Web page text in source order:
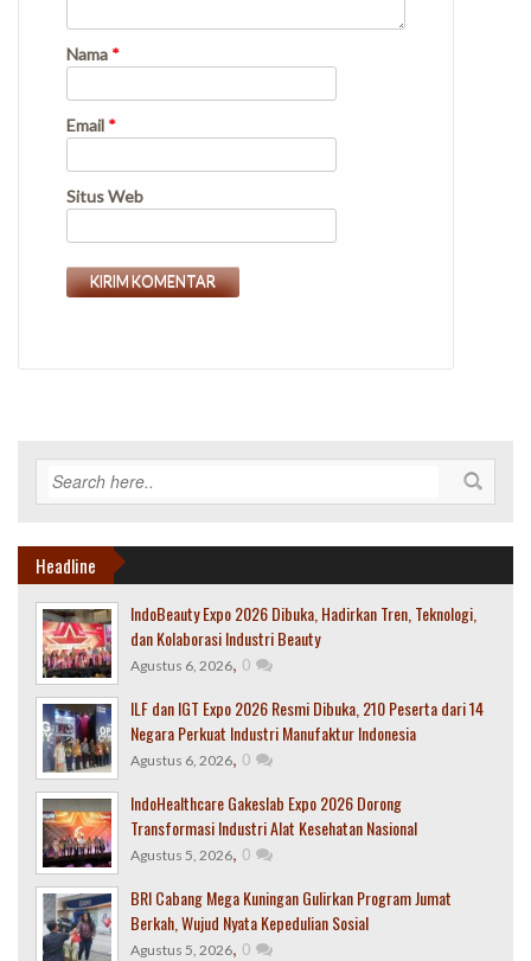
Nama *
Email *
Situs Web
Headline
IndoBeauty Expo 2026 Dibuka, Hadirkan Tren, Teknologi,
dan Kolaborasi Industri Beauty
Agustus 6, 2026, 0
ILF dan IGT Expo 2026 Resmi Dibuka, 210 Peserta dari 14
Negara Perkuat Industri Manufaktur Indonesia
Agustus 6, 2026, 0
IndoHealthcare Gakeslab Expo 2026 Dorong
Transformasi Industri Alat Kesehatan Nasional
Agustus 5, 2026, 0
BRI Cabang Mega Kuningan Gulirkan Program Jumat
Berkah, Wujud Nyata Kepedulian Sosial
Agustus 5, 2026, 0